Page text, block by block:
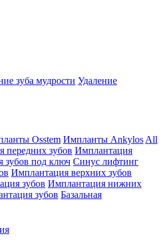
зуба мудрости Удаление
Osstem Импланты Ankylos All
передних зубов Имплантация
зубов под ключ Синус лифтинг
Имплантация верхних зубов
зубов Имплантация нижних
зубов Базальная